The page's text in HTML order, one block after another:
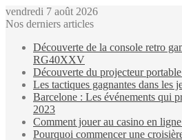
vendredi 7 août 2026
Nos derniers articles
Découverte de la console retro
RG40XXV
Découverte du projecteur
Les tactiques gagnantes dans les
Barcelone : Les événements qui
2023
Comment jouer au casino en
Pourquoi commencer une